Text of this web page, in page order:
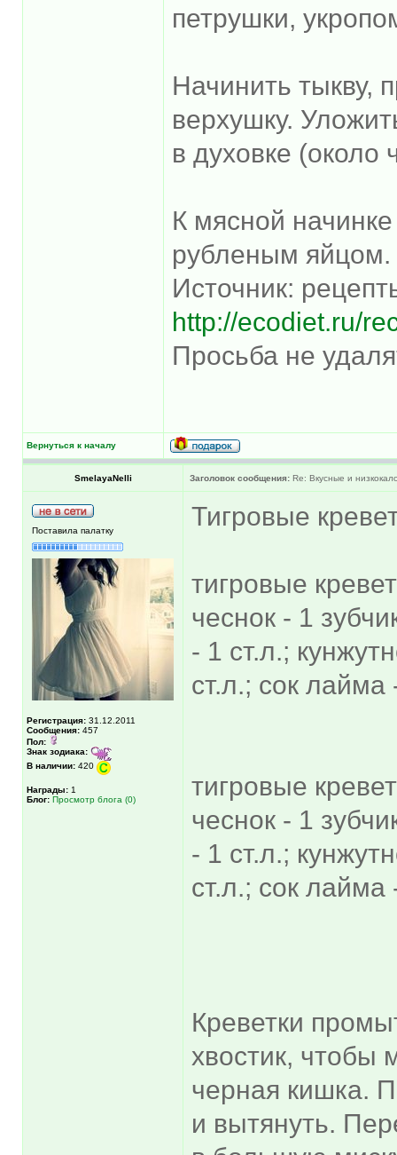
петрушки,
Начинить тыкву,
верхушку.
в духовке (около
К мясной
рубленым яйцом.
Источник:
http://ecodiet.ru/
Просьба не
Вернуться к началу
SmelayaNelli Заголовок сообщения: Re: Вкусные и
Поставила палатку
Регистрация: 31.12.2011
Сообщения: 457
Пол:
Знак зодиака:
В наличии: 420
Награды: 1
Блог: Просмотр блога (0)
Тигровые
тигровые
чеснок - 1
- 1 ст.л.;
ст.л.; сок лайма
тигровые
чеснок - 1
- 1 ст.л.;
ст.л.; сок лайма
Креветки
хвостик,
черная кишка.
и вытянуть.